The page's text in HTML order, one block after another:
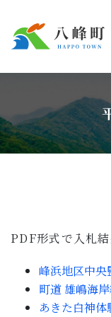
くらしの情報
観光
PDF形式で入札結
峰浜地区中央
町道 雄嶋海
あきた白神